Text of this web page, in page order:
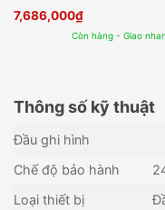
7216HUHI-M2/S
7,686,000₫
Còn hàng - Giao
Thông số kỹ thuật
Đầu ghi hình
Chế độ bảo hành
Loại thiết bị